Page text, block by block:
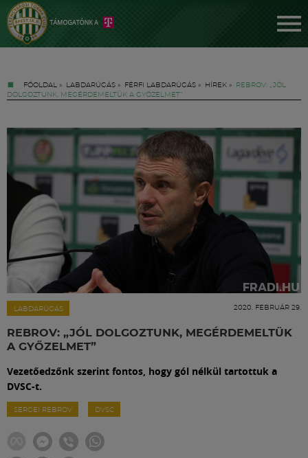
FŐOLDAL » LABDARÚGÁS » FÉRFI LABDARÚGÁS » HÍREK »
REBROV: „JÓL
DOLGOZTUNK, MEGÉRDEMELTÜK A GYŐZELMET”
LABDARÚGÁS 2020. FEBRUÁR 29.
REBROV: „JÓL DOLGOZTUNK, MEGÉRDEMELTÜK
A GYŐZELMET”
Vezetőedzőnk szerint fontos, hogy gól nélkül tartottuk a
DVSC-t.
SERGEI REBROV DVSC
Jegyek
FM YouTube +
Labdarúgás
Meccscenter
Klub